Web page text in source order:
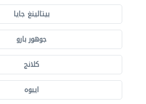
بيتالينغ جايا
جوهور بارو
كلانج
ايبوه